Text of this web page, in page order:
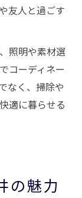
友人と過ごす
照明や素材選
コーディネー
なく、掃除や
適に暮らせる
の魅力